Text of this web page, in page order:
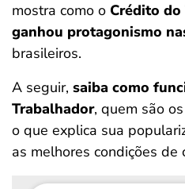
mostra como o Crédito do
ganhou protagonismo
brasileiros.
A seguir, saiba como
Trabalhador, quem são
o que explica sua
as melhores condições